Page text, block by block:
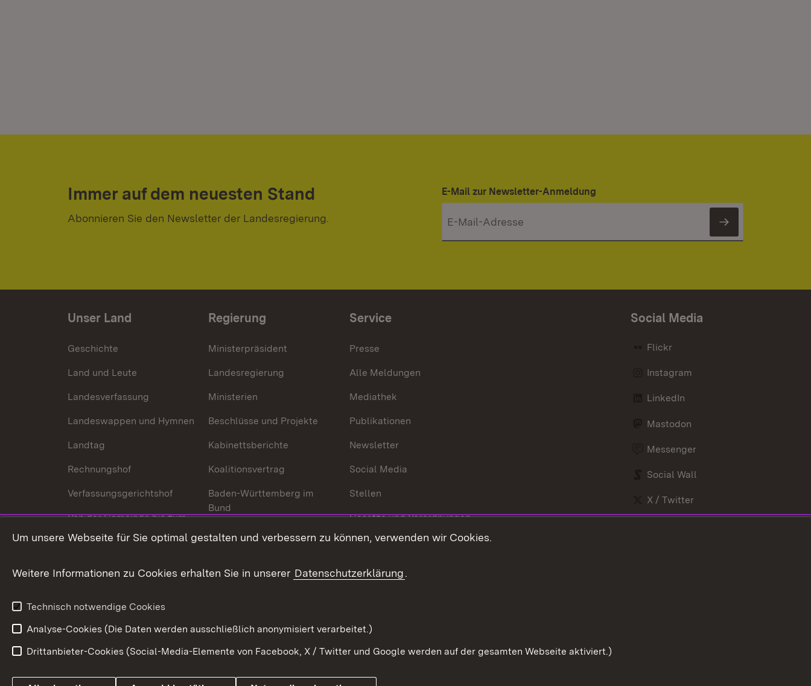
Immer auf dem neuesten Stand
Abonnieren Sie den Newsletter der Landesregierung.
E-Mail zur Newsletter-Anmeldung
Newsletter
Unser Land
Geschichte
Land und Leute
Landesverfassung
Landeswappen und Hymnen
Landtag
Rechnungshof
Verfassungsgerichtshof
Von der Gemeinde bis zum
Ministerium
Wirtschaftsstandort
Urlaubs- und Kulturland
Regierung
Ministerpräsident
Landesregierung
Ministerien
Beschlüsse und Projekte
Kabinettsberichte
Koalitionsvertrag
Baden-Württemberg im
Bund
In Europa und der Welt
Service
Presse
Alle Meldungen
Mediathek
Publikationen
Newsletter
Social Media
Stellen
Gesetze und Verordnungen
Gesetzblatt
Social Media
Flickr
Instagram
LinkedIn
Mastodon
Messenger
Social Wall
X / Twitter
Impressum
Um unsere Webseite für Sie optimal gestalten und verbessern zu können, verwenden wir Cookies.
Weitere Informationen zu Cookies erhalten Sie in unserer Datenschutzerklärung.
Technisch notwendige Cookies
Analyse-Cookies (Die Daten werden ausschließlich anonymisiert verarbeitet.)
Drittanbieter-Cookies (Social-Media-Elemente von Facebook, X / Twitter und Google werden auf der gesamten Webseite aktiviert.)